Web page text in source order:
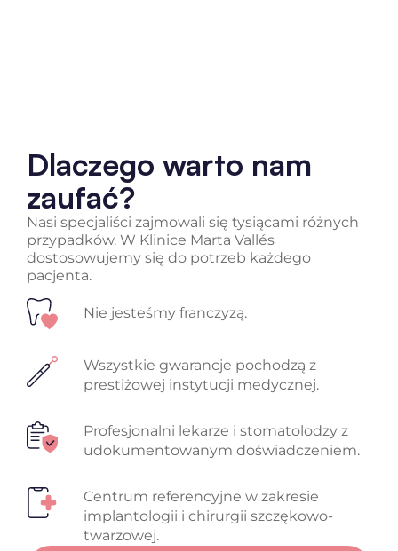
Dlaczego warto nam
zaufać?
Nasi specjaliści zajmowali się tysiącami różnych
przypadków. W Klinice Marta Vallés
dostosowujemy się do potrzeb każdego
pacjenta.
Nie jesteśmy franczyzą.
Wszystkie gwarancje pochodzą z
prestiżowej instytucji medycznej.
Profesjonalni lekarze i stomatolodzy z
udokumentowanym doświadczeniem.
Centrum referencyjne w zakresie
implantologii i chirurgii szczękowo-
twarzowej.